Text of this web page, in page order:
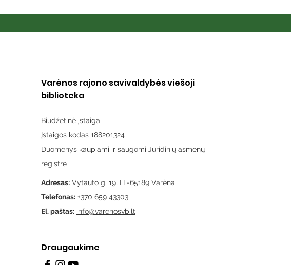
Varėnos rajono savivaldybės viešoji
biblioteka
Biudžetinė įstaiga
Įstaigos kodas 188201324
Duomenys kaupiami ir saugomi Juridinių asmenų
registre
Adresas: Vytauto g. 19, LT-65189 Varėna
Telefonas: +370 659 43303
El. paštas: info@varenosvb.lt
Draugaukime